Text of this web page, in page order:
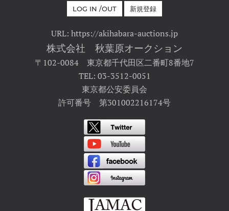
LOG IN /OUT 新規登録
URL: https://akihabara-auctions.jp
株式会社 秋葉原オークション
〒102-0084 東京都千代田区二番町8番地7
TEL: 03-3512-0051
東京都公安委員会
許可番号 第301002216174号